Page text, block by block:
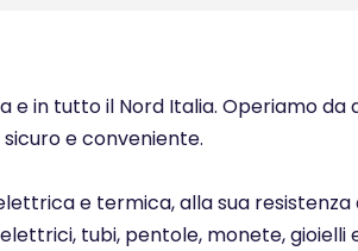
e in tutto il Nord Italia. Operiamo da
e conveniente.
e termica, alla sua resistenza
tubi, pentole, monete, gioielli